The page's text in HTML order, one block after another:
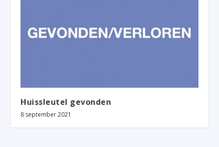
Huissleutel gevonden
8 september 2021